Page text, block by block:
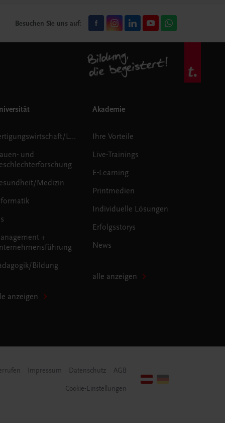
Besuchen Sie uns auf:
Fertigungswirtschaft/Logistik
und
Medizin
+
Bildung
anzeigen
Akademie
Ihre Vorteile
Live-Trainings
E-Learning
Printmedien
Individuelle Lösungen
Erfolgsstorys
News
alle anzeigen
Impressum Datenschutz AGB
Cookie-Einstellungen